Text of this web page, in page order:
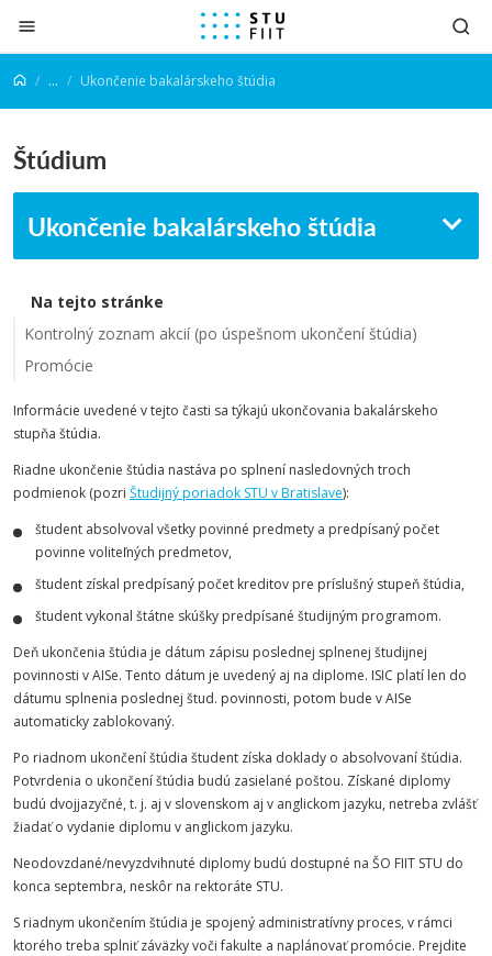
Prejsť na obsah
... Ukončenie bakalárskeho štúdia
Štúdium
Ukončenie bakalárskeho štúdia
Na tejto stránke
Kontrolný zoznam akcií (po úspešnom ukončení štúdia)
Promócie
Informácie uvedené v tejto časti sa týkajú ukončovania bakalárskeho
stupňa štúdia.
Riadne ukončenie štúdia nastáva po splnení nasledovných troch
podmienok (pozri Študijný poriadok STU v Bratislave):
študent absolvoval všetky povinné predmety a predpísaný počet
povinne voliteľných predmetov,
študent získal predpísaný počet kreditov pre príslušný stupeň štúdia,
študent vykonal štátne skúšky predpísané študijným programom.
Deň ukončenia štúdia je dátum zápisu poslednej splnenej študijnej
povinnosti v AISe. Tento dátum je uvedený aj na diplome. ISIC platí len do
dátumu splnenia poslednej štud. povinnosti, potom bude v AISe
automaticky zablokovaný.
Po riadnom ukončení štúdia študent získa doklady o absolvovaní štúdia.
Potvrdenia o ukončení štúdia budú zasielané poštou. Získané diplomy
budú dvojjazyčné, t. j. aj v slovenskom aj v anglickom jazyku, netreba zvlášť
žiadať o vydanie diplomu v anglickom jazyku.
Neodovzdané/nevyzdvihnuté diplomy budú dostupné na ŠO FIIT STU do
konca septembra, neskôr na rektoráte STU.
S riadnym ukončením štúdia je spojený administratívny proces, v rámci
ktorého treba splniť záväzky voči fakulte a naplánovať promócie. Prejdite